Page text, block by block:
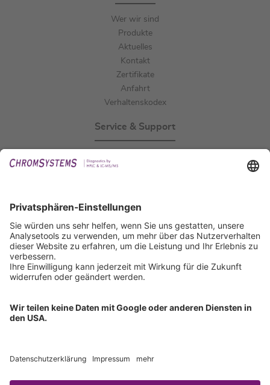
Wer wir sind
Produkte
Aktuelles
Kontakt
Zertifikate
Anfahrt
Verhaltenskodex
Service & Support
IFU anfordern
Zertifizierungen
ISO 9001 Zertifikat